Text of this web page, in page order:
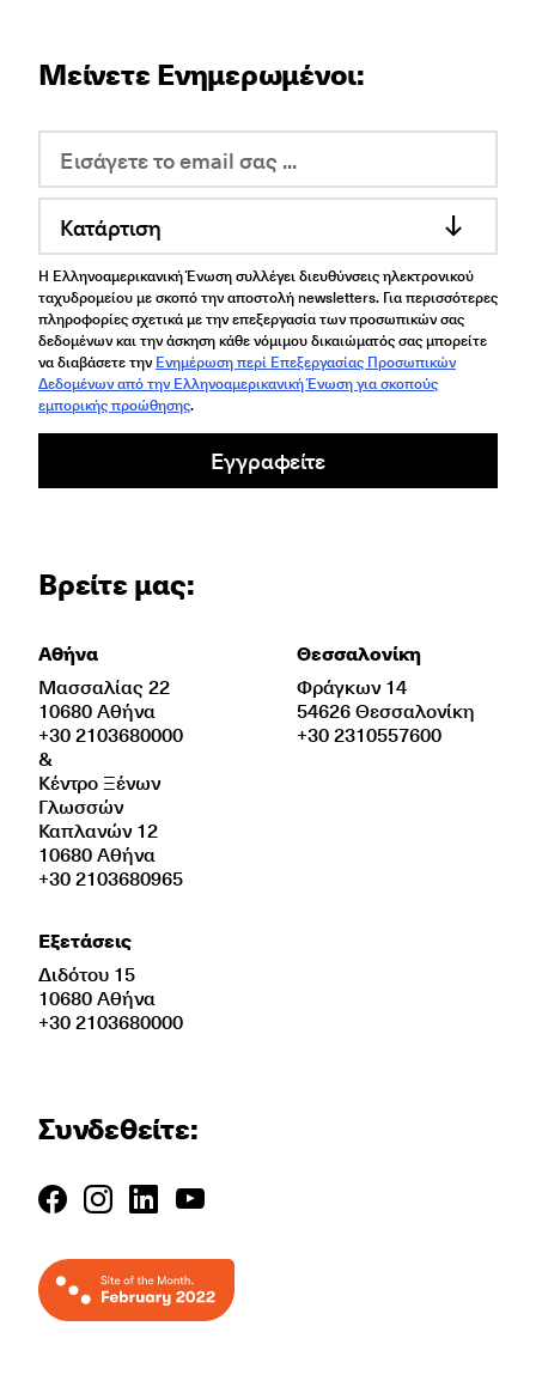
Μείνετε Ενημερωμένοι:
Κατάρτιση
Η Ελληνοαμερικανική Ένωση συλλέγει διευθύνσεις ηλεκτρονικού
ταχυδρομείου με σκοπό την αποστολή newsletters. Για περισσότερες
πληροφορίες σχετικά με την επεξεργασία των προσωπικών σας
δεδομένων και την άσκηση κάθε νόμιμου δικαιώματός σας μπορείτε
να διαβάσετε την Ενημέρωση περί Επεξεργασίας Προσωπικών
Δεδομένων από την Ελληνοαμερικανική Ένωση για σκοπούς
εμπορικής προώθησης.
Εγγραφείτε
Βρείτε μας:
Αθήνα
Μασσαλίας 22
10680 Αθήνα
+30 2103680000
&
Κέντρο Ξένων
Γλωσσών
Καπλανών 12
10680 Αθήνα
+30 2103680965
Εξετάσεις
Διδότου 15
10680 Αθήνα
+30 2103680000
Θεσσαλονίκη
Φράγκων 14
54626 Θεσσαλονίκη
+30 2310557600
Συνδεθείτε: